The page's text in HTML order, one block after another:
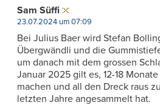
Sam Süffi
23.07.2024 um 07:09
Bei Julius Baer wird Stefan
Übergwändli und die
um danach mit dem grossen
Januar 2025 gilt es, 12-18
machen und all den Dreck raus
letzten Jahre angesammelt hat.